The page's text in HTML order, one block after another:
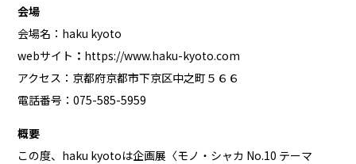
会場
会場名：haku kyoto
webサイト ： https://www.haku-kyoto.com
アクセス：京都府京都市下京区中之町５６６
電話番号：075-585-5959
概要
この度、haku kyotoは企画展〈モノ・シャカ No.10 テーマ